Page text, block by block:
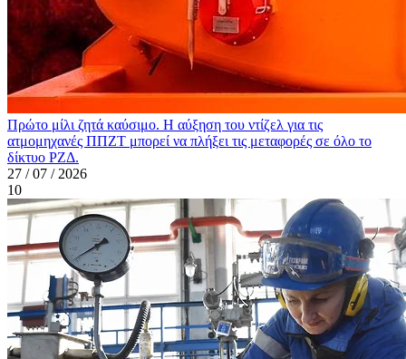
Πρώτο μίλι ζητά καύσιμο. Η αύξηση του ντίζελ για τις
ατμομηχανές ΠΠΖΤ μπορεί να πλήξει τις μεταφορές σε όλο το
δίκτυο ΡΖΔ.
27 / 07 / 2026
10